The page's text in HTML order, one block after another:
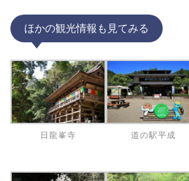
ほかの観光情報も見てみる
日龍峯寺 道の駅平成